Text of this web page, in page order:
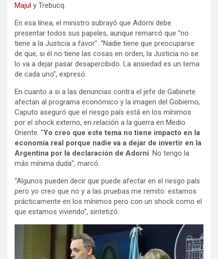
Majul y Trebucq.
En esa línea, el ministro subrayó que Adorni debe
presentar todos sus papeles, aunque remarcó que “no
tiene a la Justicia a favor”. “Nadie tiene que preocuparse
de que, si él no tiene las cosas en orden, la Justicia no se
lo va a dejar pasar desapercibido. La ansiedad es un tema
de cada uno”, expresó.
En cuanto a si a las denuncias contra el jefe de Gabinete
afectan al programa económico y la imagen del Gobierno,
Caputo aseguró que el riesgo país está en los mínimos
por el shock externo, en relación a la guerra en Medio
Oriente. “Yo creo que este tema no tiene impacto en la
economía real porque nadie va a dejar de invertir en la
Argentina por la declaración de Adorni . No tengo la
más mínima duda”, marcó.
“Algunos pueden decir que puede afectar en el riesgo país
pero yo creo que no y a las pruebas me remito: estamos
prácticamente en los mínimos pero con un shock como el
que estamos viviendo”, sintetizó.